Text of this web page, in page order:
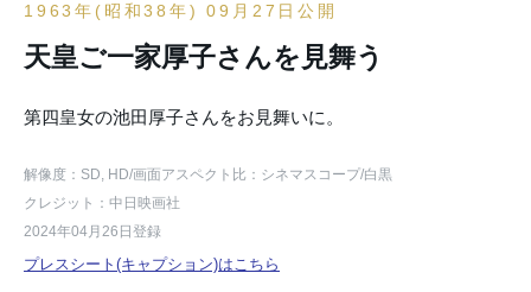
1963年(昭和38年) 09月27日公開
天皇ご一家厚子さんを見舞う
第四皇女の池田厚子さんをお見舞いに。
解像度：SD, HD/画面アスペクト比：シネマスコープ/白黒
クレジット：中日映画社
2024年04月26日登録
プレスシート(キャプション)はこちら